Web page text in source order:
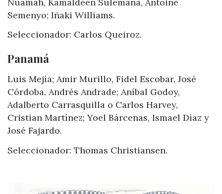
Semenyo; Iñaki Williams.
Seleccionador: Carlos Queiroz.
Panamá
Luis Mejía; Amir Murillo, Fidel Escobar, José
Córdoba, Andrés Andrade; Aníbal Godoy,
Adalberto Carrasquilla o Carlos Harvey,
Cristian Martínez; Yoel Bárcenas, Ismael Díaz y
José Fajardo.
Seleccionador: Thomas Christiansen.